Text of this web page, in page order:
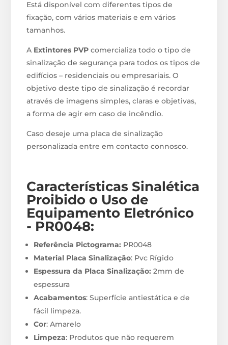
Está disponível com diferentes tipos de
fixação, com vários materiais e em vários
tamanhos.
A Extintores PVP comercializa todo o tipo de
sinalização de segurança para todos os tipos de
edifícios – residenciais ou empresariais. O
objetivo deste tipo de sinalização é recordar
através de imagens simples, claras e objetivas,
a forma de agir em caso de incêndio.
Caso deseje uma placa de sinalização
personalizada entre em contacto connosco.
Características Sinalética
Proibido o Uso de
Equipamento Eletrónico
- PR0048:
Referência Pictograma: PR0048
Material Placa Sinalização: Pvc Rígido
Espessura da Placa Sinalização: 2mm de
espessura
Acabamentos: Superfície antiestática e de
fácil limpeza.
Cor: Amarelo
Limpeza: Produtos que não requerem